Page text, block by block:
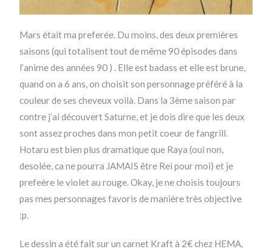
Mars était ma preferée. Du moins, des deux premières
saisons (qui totalisent tout de même 90 épisodes dans
l’anime des années 90 ) . Elle est badass et elle est brune,
quand on a 6 ans, on choisit son personnage préféré à la
couleur de ses cheveux voilà. Dans la 3ème saison par
contre j’ai découvert Saturne, et je dois dire que les deux
sont assez proches dans mon petit coeur de fangrill.
Hotaru est bien plus dramatique que Raya (oui non,
desolée, ca ne pourra JAMAIS être Rei pour moi) et je
prefeère le violet au rouge. Okay, je ne choisis toujours
pas mes personnages favoris de manière très objective
:p.
Le dessin a été fait sur un carnet Kraft à 2€ chez HEMA,